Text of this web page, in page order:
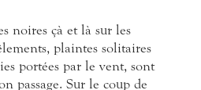
noires çà et là sur les
plaintes solitaires
portées par le vent, sont
passage. Sur le coup de